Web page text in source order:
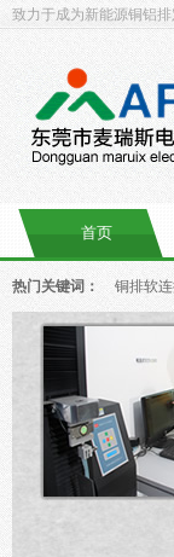
致力于成为新能源铜铝
首页
热门关键词： 铜排软